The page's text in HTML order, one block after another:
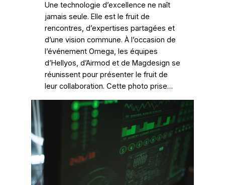
Une technologie d’excellence ne naît
jamais seule. Elle est le fruit de
rencontres, d’expertises partagées et
d’une vision commune. À l’occasion de
l’événement Omega, les équipes
d’Hellyos, d’Airmod et de Magdesign se
réunissent pour présenter le fruit de
leur collaboration. Cette photo prise…